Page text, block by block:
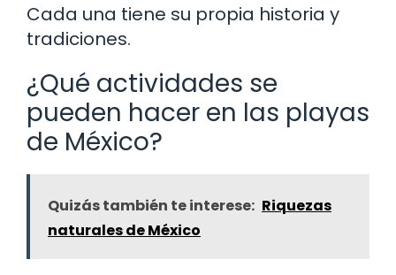
Cada una tiene su propia historia y
tradiciones.
¿Qué actividades se
pueden hacer en las playas
de México?
Quizás también te interese: Riquezas
naturales de México